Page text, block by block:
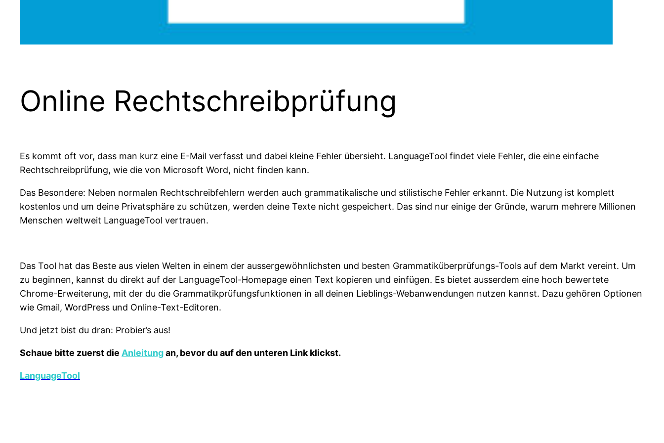
Online Rechtschreibprüfung
Es kommt oft vor, dass man kurz eine E-Mail verfasst und dabei kleine Fehler übersieht. LanguageTool findet viele Fehler, die eine einfache
Rechtschreibprüfung, wie die von Microsoft Word, nicht finden kann.
Das Besondere: Neben normalen Rechtschreibfehlern werden auch grammatikalische und stilistische Fehler erkannt. Die Nutzung ist komplett
kostenlos und um deine Privatsphäre zu schützen, werden deine Texte nicht gespeichert. Das sind nur einige der Gründe, warum mehrere Millionen
Menschen weltweit LanguageTool vertrauen.
Das Tool hat das Beste aus vielen Welten in einem der aussergewöhnlichsten und besten Grammatiküberprüfungs-Tools auf dem Markt vereint. Um
zu beginnen, kannst du direkt auf der LanguageTool-Homepage einen Text kopieren und einfügen. Es bietet ausserdem eine hoch bewertete
Chrome-Erweiterung, mit der du die Grammatikprüfungsfunktionen in all deinen Lieblings-Webanwendungen nutzen kannst. Dazu gehören Optionen
wie Gmail, WordPress und Online-Text-Editoren.
Und jetzt bist du dran: Probier’s aus!
Schaue bitte zuerst die Anleitungan, bevor du auf den unteren Link klickst.
LanguageTool